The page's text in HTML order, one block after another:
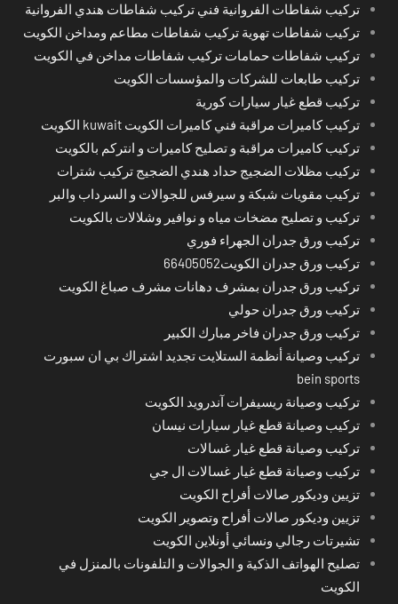
تركيب شفاطات الفروانية فني تركيب شفاطات هندي الفروانية
تركيب شفاطات تهوية تركيب شفاطات مطاعم ومداخن الكويت
تركيب شفاطات حمامات تركيب شفاطات مداخن في الكويت
تركيب طابعات للشركات والمؤسسات الكويت
تركيب قطع غيار سيارات كورية
تركيب كاميرات مراقبة فني كاميرات الكويت kuwait الكويت
تركيب كاميرات مراقبة و تصليح كاميرات و انتركم بالكويت
تركيب مظلات الضجيج حداد هندي الضجيج تركيب شترات
تركيب مقويات شبكة و سيرفس للجوالات و السرداب والبر
تركيب و تصليح مضخات مياه و نوافير وشلالات بالكويت
تركيب ورق جدران الجهراء فوري
تركيب ورق جدران الكويت66405052
تركيب ورق جدران بمشرف دهانات مشرف صباغ الكويت
تركيب ورق جدران حولي
تركيب ورق جدران فاخر مبارك الكبير
تركيب وصيانة أنظمة الستلايت تجديد اشتراك بي ان سبورت
bein sports
تركيب وصيانة ريسيفرات آندرويد الكويت
تركيب وصيانة قطع غيار سيارات نيسان
تركيب وصيانة قطع غيار غسالات
تركيب وصيانة قطع غيار غسالات ال جي
تزيين وديكور صالات أفراح الكويت
تزيين وديكور صالات أفراح وتصوير الكويت
تشيرتات رجالي ونسائي أونلاين الكويت
تصليح الهواتف الذكية و الجوالات و التلفونات بالمنزل في
الكويت